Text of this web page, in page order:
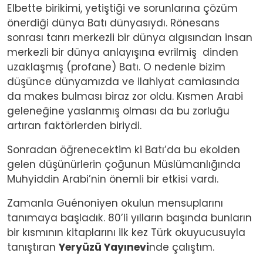
Elbette birikimi, yetiştiği ve sorunlarına çözüm
önerdiği dünya Batı dünyasıydı. Rönesans
sonrası tanrı merkezli bir dünya algısından insan
merkezli bir dünya anlayışına evrilmiş dinden
uzaklaşmış (profane) Batı. O nedenle bizim
düşünce dünyamızda ve ilahiyat camiasında
da makes bulması biraz zor oldu. Kısmen Arabi
geleneğine yaslanmış olması da bu zorluğu
artıran faktörlerden biriydi.
Sonradan öğrenecektim ki Batı’da bu ekolden
gelen düşünürlerin çoğunun Müslümanlığında
Muhyiddin Arabi’nin önemli bir etkisi vardı.
Zamanla Guénoniyen okulun mensuplarını
tanımaya başladık. 80’li yılların başında bunların
bir kısmının kitaplarını ilk kez Türk okuyucusuyla
tanıştıran Yeryüzü Yayınevinde çalıştım.